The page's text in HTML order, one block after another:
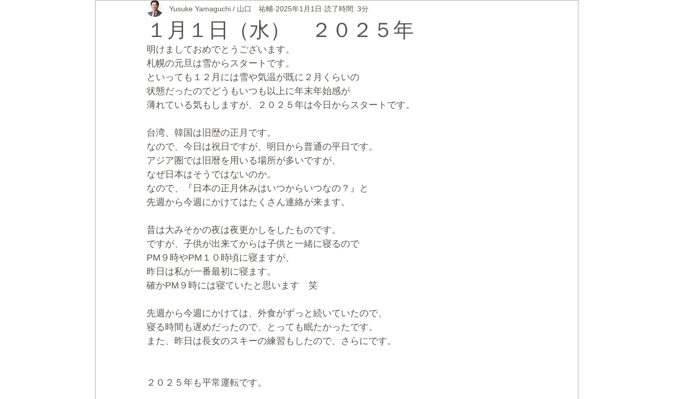
リブランディング® さとうきび繊維のストロー 中国香港関連
CRMブランディング® デジタルマーケティングブランディング®
１月１日（水） ２０２５年
Yusuke Yamaguchi / 山口 祐輔 2025年1月1日 読了時間: 3分
明けましておめでとうございます。
札幌の元旦は雪からスタートです。
といっても１２月には雪や気温が既に２月くらいの
状態だったのでどうもいつも以上に年末年始感が
薄れている気もしますが、２０２５年は今日からスタートです。
台湾、韓国は旧歴の正月です。
なので、今日は祝日ですが、明日から普通の平日です。
アジア圏では旧暦を用いる場所が多いですが、
なぜ日本はそうではないのか。
なので、『日本の正月休みはいつからいつなの？』と
先週から今週にかけてはたくさん連絡が来ます。
昔は大みそかの夜は夜更かしをしたものです。
ですが、子供が出来てからは子供と一緒に寝るので
PM９時やPM１０時頃に寝ますが、
昨日は私が一番最初に寝ます。
確かPM９時には寝ていたと思います　笑
先週から今週にかけては、外食がずっと続いていたので、
寝る時間も遅めだったので、とっても眠たかったです。
また、昨日は長女のスキーの練習もしたので、さらにです。
２０２５年も平常運転です。